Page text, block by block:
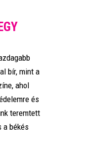
bír, mint a
ahol
és
teremtett
a békés